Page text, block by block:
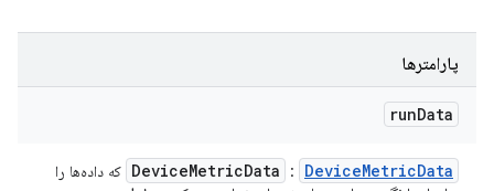
پارامترها
runData
DeviceMetricData : DeviceMetricData
که داده‌ها را